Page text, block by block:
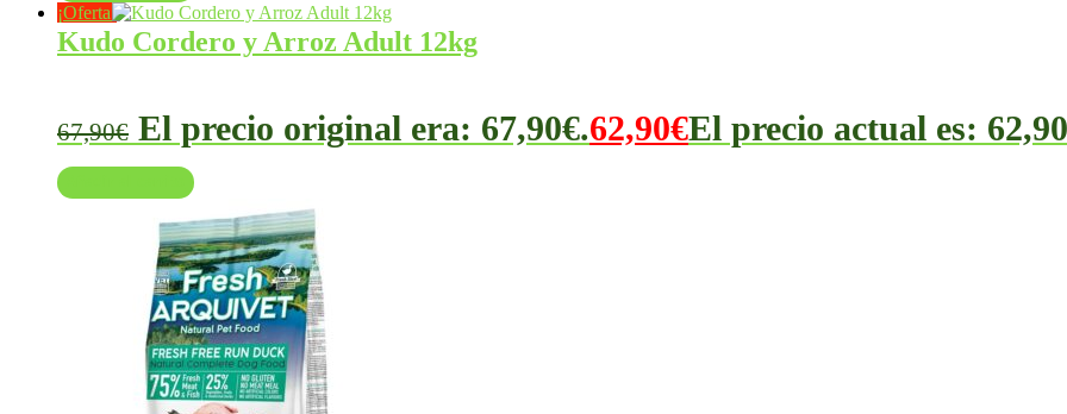
¡Oferta!
Kudo Cordero y Arroz Adult 12kg
67,90€ El precio original era: 67,90€.62,90€El precio actual es: